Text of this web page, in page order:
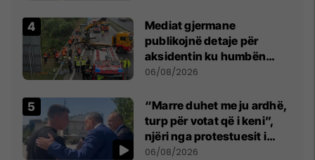
Mediat gjermane
publikojnë detaje për
aksidentin ku humbën
jetën tre mërgimtarë nga
06/08/2026
“Marre duhet me ju ardhë,
turp për votat që i keni”,
njëri nga protestuesit i
drejtohet Bedri Hamzës
06/08/2026